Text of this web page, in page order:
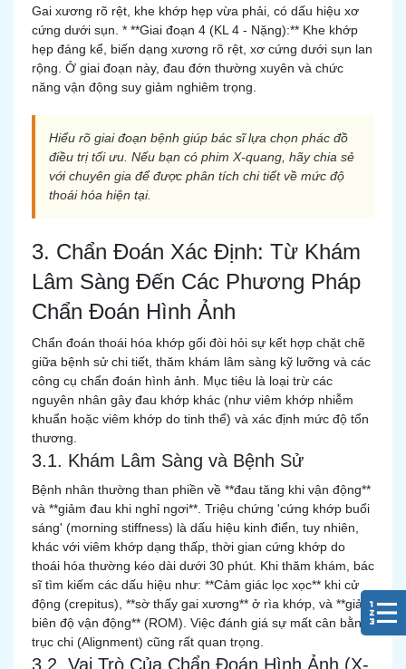
Gai xương rõ rệt, khe khớp hẹp vừa phải, có dấu hiệu xơ
cứng dưới sụn. * **Giai đoạn 4 (KL 4 - Nặng):** Khe khớp
hẹp đáng kể, biến dạng xương rõ rệt, xơ cứng dưới sụn lan
rộng. Ở giai đoạn này, đau đớn thường xuyên và chức
năng vận động suy giảm nghiêm trọng.
Hiểu rõ giai đoạn bệnh giúp bác sĩ lựa chọn phác đồ
điều trị tối ưu. Nếu bạn có phim X-quang, hãy chia sẻ
với chuyên gia để được phân tích chi tiết về mức độ
thoái hóa hiện tại.
3. Chẩn Đoán Xác Định: Từ Khám
Lâm Sàng Đến Các Phương Pháp
Chẩn Đoán Hình Ảnh
Chẩn đoán thoái hóa khớp gối đòi hỏi sự kết hợp chặt chẽ
giữa bệnh sử chi tiết, thăm khám lâm sàng kỹ lưỡng và các
công cụ chẩn đoán hình ảnh. Mục tiêu là loại trừ các
nguyên nhân gây đau khớp khác (như viêm khớp nhiễm
khuẩn hoặc viêm khớp do tinh thể) và xác định mức độ tổn
thương.
3.1. Khám Lâm Sàng và Bệnh Sử
Bệnh nhân thường than phiền về **đau tăng khi vận động**
và **giảm đau khi nghỉ ngơi**. Triệu chứng 'cứng khớp buổi
sáng' (morning stiffness) là dấu hiệu kinh điển, tuy nhiên,
khác với viêm khớp dạng thấp, thời gian cứng khớp do
thoái hóa thường kéo dài dưới 30 phút. Khi thăm khám, bác
sĩ tìm kiếm các dấu hiệu như: **Cảm giác lọc xọc** khi cử
động (crepitus), **sờ thấy gai xương** ở rìa khớp, và **giảm
biên độ vận động** (ROM). Việc đánh giá sự mất cân bằng
trục chi (Alignment) cũng rất quan trọng.
3.2. Vai Trò Của Chẩn Đoán Hình Ảnh (X-